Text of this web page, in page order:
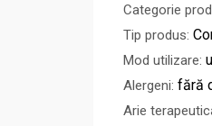
Categorie
Tip produs:
Mod utilizare:
Alergeni: fără
Arie